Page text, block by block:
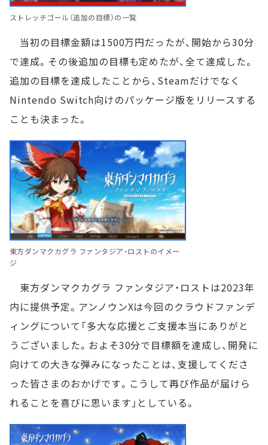
ストレッチゴール（追加の目標）の一覧
当初の目標金額は1500万円だったが、開始から30分
で達成。その後追加の目標も定めたが、全て達成した。
追加の目標を達成したことから、Steamだけでなく
Nintendo Switch向けのパッケージ版をリリースする
ことも決まった。
東方ダンマクカグラ ファンタジア・ロストのイメー
ジ
東方ダンマクカグラ ファンタジア・ロストは2023年
内に提供予定。アンノウンXは今回のクラウドファンデ
ィングについて「多大な応援とご支援本当にありがと
うございました。およそ30分で目標額を達成し、開発に
向けての大きな弾みになったことは、支援してくださ
った皆さまのおかげです。こうして再び作品が届けら
れることを喜びに思います」としている。